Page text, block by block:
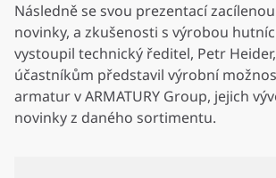
Následně se svou prezentací
novinky, a zkušenosti s výrobou
vystoupil technický ředitel, Petr
účastníkům představil výrobní
armatur v ARMATURY Group, jejich
novinky z daného sortimentu.